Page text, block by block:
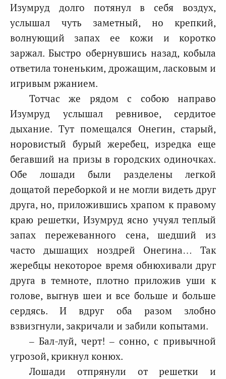
Изумруд долго потянул в себя воздух,
услышал чуть заметный, но крепкий,
волнующий запах ее кожи и коротко
заржал. Быстро обернувшись назад, кобыла
ответила тоненьким, дрожащим, ласковым и
игривым ржанием.
Тотчас же рядом с собою направо
Изумруд услышал ревнивое, сердитое
дыхание. Тут помещался Онегин, старый,
норовистый бурый жеребец, изредка еще
бегавший на призы в городских одиночках.
Обе лошади были разделены легкой
дощатой переборкой и не могли видеть друг
друга, но, приложившись храпом к правому
краю решетки, Изумруд ясно учуял теплый
запах пережеванного сена, шедший из
часто дышащих ноздрей Онегина… Так
жеребцы некоторое время обнюхивали друг
друга в темноте, плотно приложив уши к
голове, выгнув шеи и все больше и больше
сердясь. И вдруг оба разом злобно
взвизгнули, закричали и забили копытами.
– Бал-луй, черт! – сонно, с привычной
угрозой, крикнул конюх.
Лошади отпрянули от решетки и